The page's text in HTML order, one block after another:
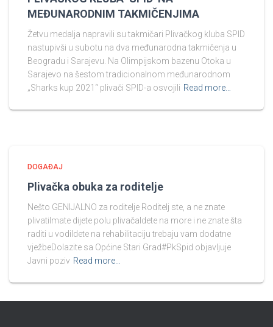
MEĐUNARODNIM TAKMIČENJIMA
Žetvu medalja napravili su takmičari Plivačkog kluba SPID
nastupivši u subotu na dva međunarodna takmičenja u
Beogradu i Sarajevu. Na Olimpijskom bazenu Otoka u
Sarajevo na šestom tradicionalnom međunarodnom
„Sharks kup 2021“ plivači SPID-a osvojili Read more…
DOGAĐAJ
Plivačka obuka za roditelje
Nešto GENIJALNO za roditelje Roditelj ste, a ne znate
plivatiImate dijete polu plivačaIdete na more i ne znate šta
raditi u vodiIdete na rehabilitaciju trebaju vam dodatne
vježbeDolazite sa Općine Stari Grad#PkSpid objavljuje
Javni poziv Read more…